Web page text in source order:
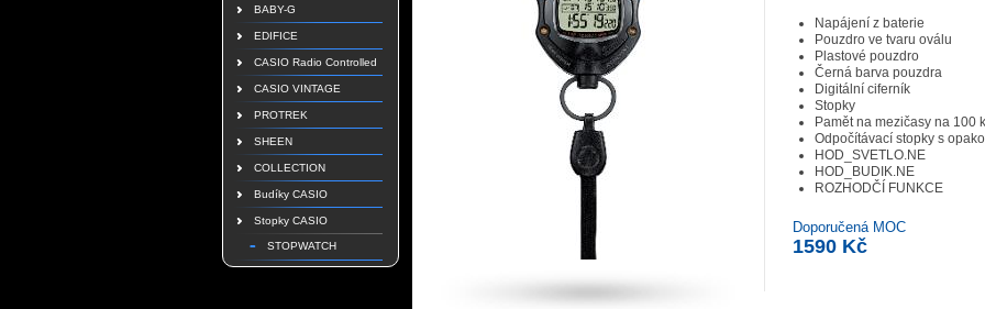
BABY-G
EDIFICE
CASIO Radio Controlled
CASIO VINTAGE
PROTREK
SHEEN
COLLECTION
Budíky CASIO
Stopky CASIO
STOPWATCH
Napájení z baterie
Pouzdro ve tvaru oválu
Plastové pouzdro
Černá barva pouzdra
Digitální ciferník
Stopky
Pamět na mezičasy na 100
Odpočítávací stopky s
HOD_SVETLO.NE
HOD_BUDIK.NE
ROZHODČÍ FUNKCE
Doporučená MOC
1590 Kč